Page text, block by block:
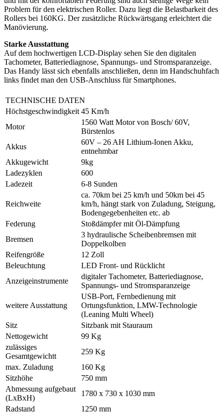
Problem für den elektrischen Roller. Dazu liegt die Belastbarkeit des
Rollers bei 160KG. Der zusätzliche Rückwärtsgang erleichtert die
Manövierung.
Starke Ausstattung
Auf dem hochwertigen LCD-Display sehen Sie den digitalen
Tachometer, Batteriediagnose, Spannungs- und Stromsparanzeige.
Das Handy lässt sich ebenfalls anschließen, denn im Handschuhfach
links findet man den USB-Anschluss für Smartphones.
TECHNISCHE DATEN
Höchstgeschwindigkeit 45 Km/h
Motor
1560 Watt Motor von Bosch/ 60V,
Bürstenlos
Akkus
60V – 26 AH Lithium-Ionen Akku,
entnehmbar
Akkugewicht
9kg
Ladezyklen
600
Ladezeit
6-8 Sunden
Reichweite
ca. 70km bei 25 km/h und 50km bei 45
km/h, hängt stark von Zuladung, Steigung,
Bodengegebenheiten etc. ab
Federung
Stoßdämpfer mit Öl-Dämpfung
Bremsen
3 hydraulische Scheibenbremsen mit
Doppelkolben
Reifengröße
12 Zoll
Beleuchtung
LED Front- und Rücklicht
Anzeigeinstrumente
digitaler Tachometer, Batteriediagnose,
Spannungs- und Stromsparanzeige
weitere Ausstattung
USB-Port, Fernbedienung mit
Ortungsfunktion, LMW-Technologie
(Leaning Multi Wheel)
Sitz
Sitzbank mit Stauraum
Nettogewicht
99 Kg
zulässiges
Gesamtgewichtt
259 Kg
max. Zuladung
160 Kg
Sitzhöhe
750 mm
Abmessung aufgebaut
(LxBxH)
1780 x 730 x 1030 mm
Radstand
1250 mm